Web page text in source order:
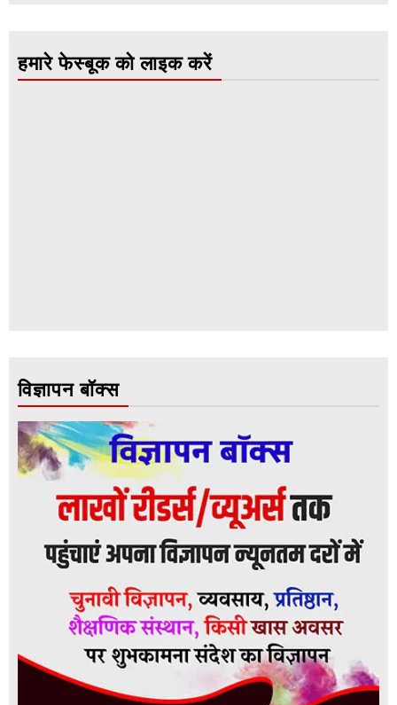
हमारे फेस्बूक को लाइक करें
विज्ञापन बॉक्स